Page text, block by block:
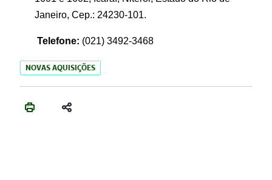
Janeiro, Cep.: 24230-101.
Telefone: (021) 3492-3468
NOVAS AQUISIÇÕES